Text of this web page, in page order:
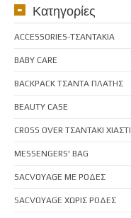
Κατηγορίες
ACCESSORIES-ΤΣΑΝΤΑΚΙΑ
BABY CARE
BACKPACK ΤΣΑΝΤΑ ΠΛΑΤΗΣ
BEAUTY CASE
CROSS OVER ΤΣΑΝΤΑΚΙ ΧΙΑΣΤΙ
MESSENGERS' BAG
SACVOYAGE ΜΕ ΡΟΔΕΣ
SACVOYAGE ΧΩΡΙΣ ΡΟΔΕΣ